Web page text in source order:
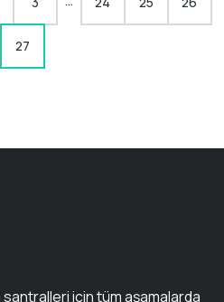
27
için tüm aşamalarda